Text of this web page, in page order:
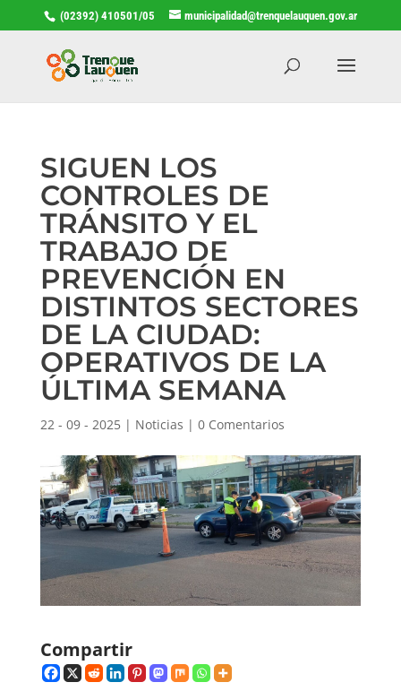
(02392) 410501/05 municipalidad@trenquelauquen.gov.ar
SIGUEN LOS
CONTROLES DE
TRÁNSITO Y EL
TRABAJO DE
PREVENCIÓN EN
DISTINTOS SECTORES
DE LA CIUDAD:
OPERATIVOS DE LA
ÚLTIMA SEMANA
22 - 09 - 2025| Noticias | 0 Comentarios
Compartir